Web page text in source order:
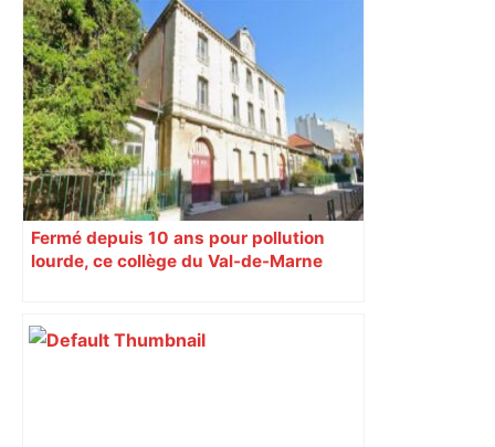
Capilla en bleu ciel pour combien de
temps encore ? Toulouse et l'UBB aux
aguets – Rugbynistere
Fermé depuis 10 ans pour pollution
lourde, ce collège du Val-de-Marne